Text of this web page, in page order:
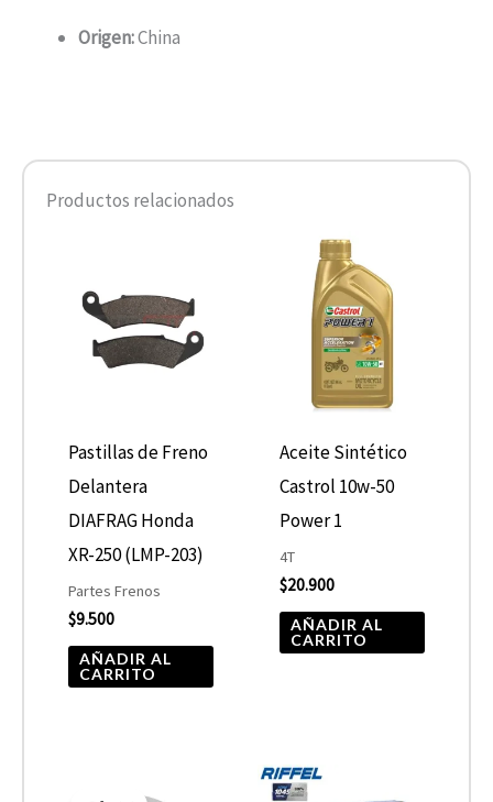
Origen:China
Productos relacionados
Pastillas de Freno
Delantera
DIAFRAG Honda
XR-250 (LMP-203)
Partes Frenos
$9.500
AÑADIR AL
CARRITO
Aceite Sintético
Castrol 10w-50
Power 1
4T
$20.900
AÑADIR AL
CARRITO
precio